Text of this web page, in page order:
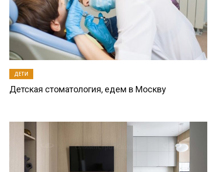
ДЕТИ
Детская стоматология, едем в Москву